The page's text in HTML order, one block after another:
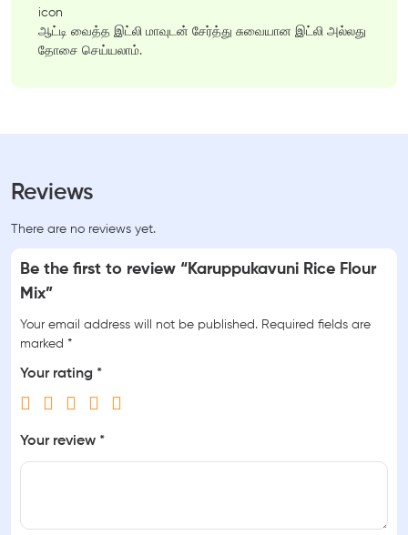
ஆட்டி வைத்த இட்லி மாவுடன் சேர்த்து சுவையான இட்லி அல்லது
தோசை செய்யலாம்.
Reviews
There are no reviews yet.
Be the first to review “Karuppukavuni Rice Flour
Mix”
Your email address will not be published. Required fields are
marked *
Your rating *
Your review *